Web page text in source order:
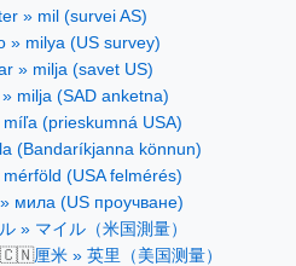
» mil (survei AS)
» milya (US survey)
» milja (savet US)
milja (SAD anketna)
(prieskumná USA)
(Bandaríkjanna könnun)
(USA felmérés)
мила (US проучване)
» マイル（米国測量）
🇨🇳厘米 » 英里（美国测量）